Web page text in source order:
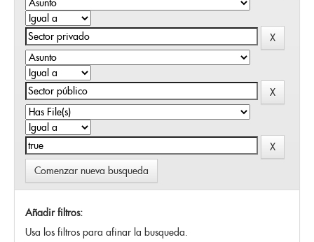
Comenzar nueva busqueda
Añadir filtros:
Usa los filtros para afinar la busqueda.